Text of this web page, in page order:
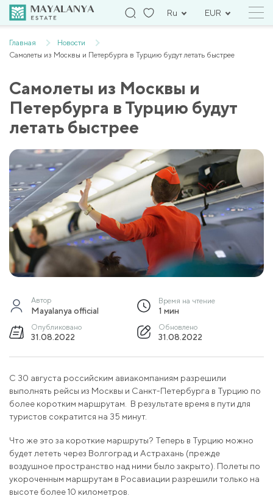
Ru EUR
Главная
Новости
Самолеты из Москвы и Петербурга в Турцию будут летать быстрее
Самолеты из Москвы и
Петербурга в Турцию будут
летать быстрее
Автор
Mayalanya official
Время на чтение
1 мин
Опубликовано
31.08.2022
Обновлено
31.08.2022
C 30 августа российским авиакомпаниям разрешили
выполнять рейсы из Москвы и Санкт-Петербурга в Турцию по
более коротким маршрутам. В результате время в пути для
туристов сократится на 35 минут.
Что же это за короткие маршруты? Теперь в Турцию можно
будет лететь через Волгоград и Астрахань (прежде
воздушное пространство над ними было закрыто). Полеты по
укороченным маршрутам в Росавиации разрешили только на
высоте более 10 километров.